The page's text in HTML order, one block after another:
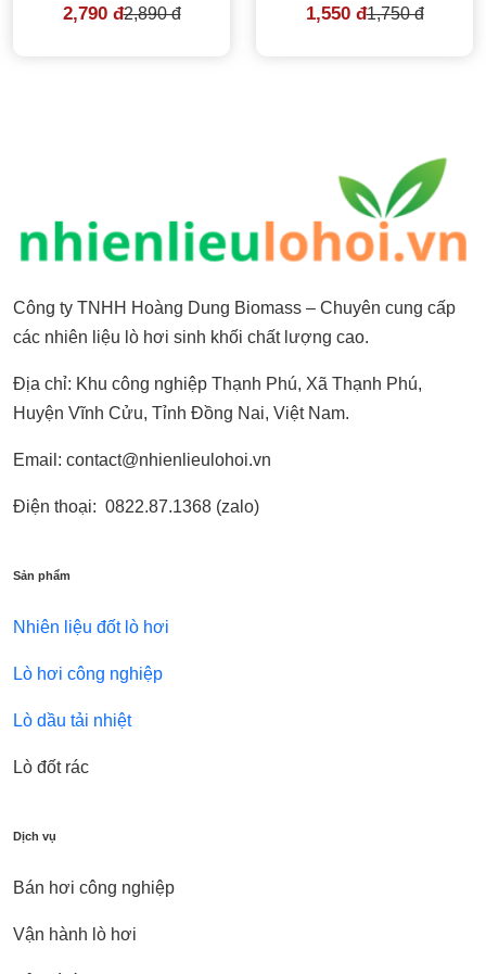
2,790 đ2,890 đ 1,550 đ1,750 đ
Công ty TNHH Hoàng Dung Biomass – Chuyên cung cấp
các nhiên liệu lò hơi sinh khối chất lượng cao.
Địa chỉ: Khu công nghiệp Thạnh Phú, Xã Thạnh Phú,
Huyện Vĩnh Cửu, Tỉnh Đồng Nai, Việt Nam.
Email: contact@nhienlieulohoi.vn
Điện thoại: 0822.87.1368 (zalo)
Sản phẩm
Nhiên liệu đốt lò hơi
Lò hơi công nghiệp
Lò dầu tải nhiệt
Lò đốt rác
Dịch vụ
Bán hơi công nghiệp
Vận hành lò hơi